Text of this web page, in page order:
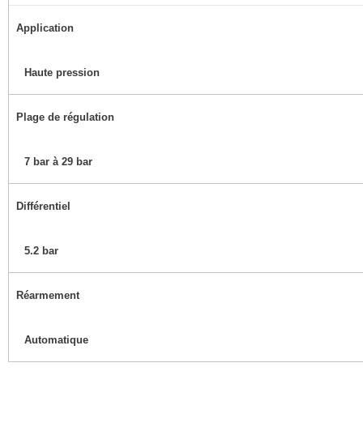
Application
Haute pression
Plage de régulation
7 bar à 29 bar
Différentiel
5.2 bar
Réarmement
Automatique